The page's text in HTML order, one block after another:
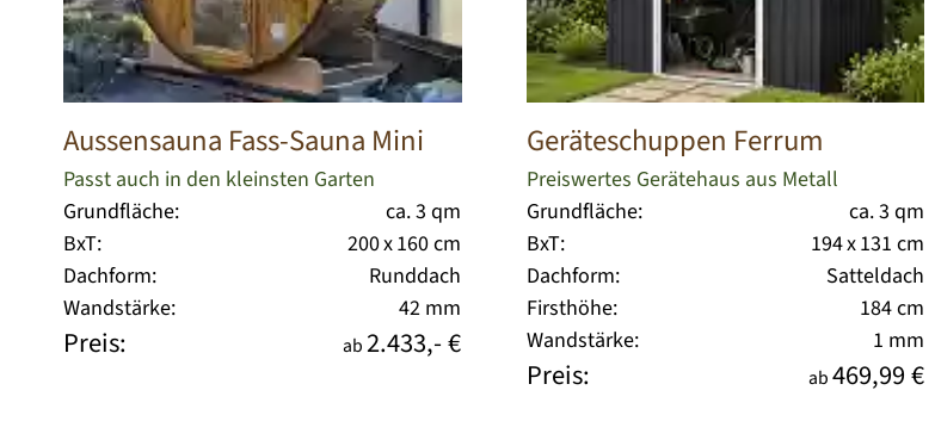
Aussensauna Fass-Sauna Mini
Passt auch in den kleinsten Garten
Grundfläche:
ca. 3 qm
BxT:
200 x 160 cm
Dachform:
Runddach
Wandstärke:
42 mm
Preis: ab2.433,- €
Geräteschuppen Ferrum
Preiswertes Gerätehaus aus Metall
Grundfläche:
ca. 3 qm
BxT:
194 x 131 cm
Dachform:
Satteldach
Firsthöhe:
184 cm
Wandstärke:
1 mm
Preis: ab469,99 €